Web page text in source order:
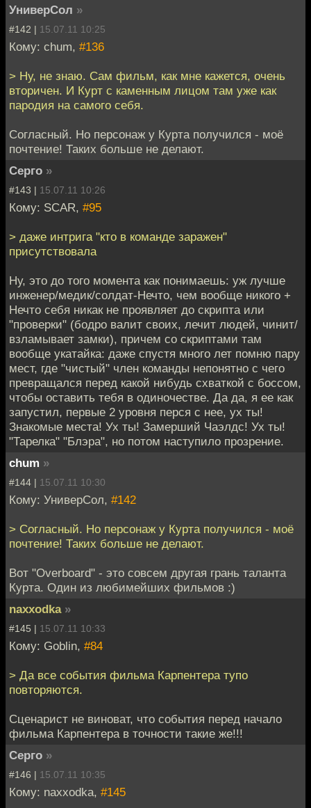
УниверСол »
#142 | 15.07.11 10:25
Кому: chum, #136
> Ну, не знаю. Сам фильм, как мне кажется, очень
вторичен. И Курт с каменным лицом там уже как
пародия на самого себя.
Согласный. Но персонаж у Курта получился - моё
почтение! Таких больше не делают.
Серго »
#143 | 15.07.11 10:26
Кому: SCAR, #95
> даже интрига "кто в команде заражен"
присутствовала
Ну, это до того момента как понимаешь: уж лучше
инженер/медик/солдат-Нечто, чем вообще никого +
Нечто себя никак не проявляет до скрипта или
"проверки" (бодро валит своих, лечит людей, чинит/
взламывает замки), причем со скриптами там
вообще укатайка: даже спустя много лет помню пару
мест, где "чистый" член команды непонятно с чего
превращался перед какой нибудь схваткой с боссом,
чтобы оставить тебя в одиночестве. Да да, я ее как
запустил, первые 2 уровня перся с нее, ух ты!
Знакомые места! Ух ты! Замерший Чаэлдс! Ух ты!
"Тарелка" "Блэра", но потом наступило прозрение.
chum »
#144 | 15.07.11 10:30
Кому: УниверСол, #142
> Согласный. Но персонаж у Курта получился - моё
почтение! Таких больше не делают.
Вот "Overboard" - это совсем другая грань таланта
Курта. Один из любимейших фильмов :)
naxxodka »
#145 | 15.07.11 10:33
Кому: Goblin, #84
> Да все события фильма Карпентера тупо
повторяются.
Сценарист не виноват, что события перед начало
фильма Карпентера в точности такие же!!!
Серго »
#146 | 15.07.11 10:35
Кому: naxxodka, #145